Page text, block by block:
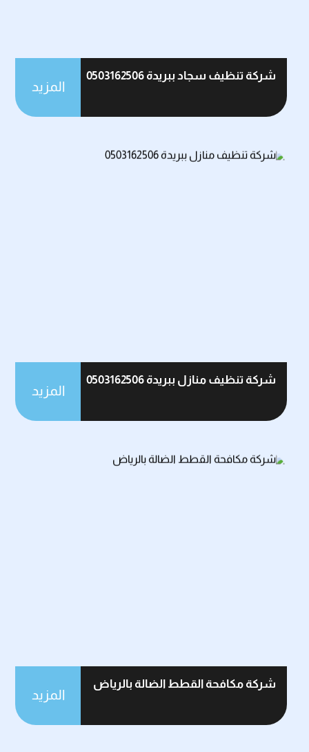
شركة تنظيف سجاد ببريدة 0503162506
المزيد
شركة تنظيف منازل ببريدة 0503162506
المزيد
شركة مكافحة القطط الضالة بالرياض
المزيد